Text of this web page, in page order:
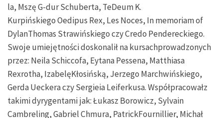
la, Mszę G-dur Schuberta, TeDeum K.
Kurpińskiego Oedipus Rex, Les Noces, In memoriam of
DylanThomas Strawińskiego czy Credo Pendereckiego.
Swoje umiejętności doskonalił na kursachprowadzonych
przez: Neila Schiccofa, Eytana Pessena, Matthiasa
Rexrotha, IzabelęKłosińską, Jerzego Marchwińskiego,
Gerda Ueckera czy Sergieia Leiferkusa. Współpracowałz
takimi dyrygentami jak: Łukasz Borowicz, Sylvain
Cambreling, Gabriel Chmura, PatrickFournillier, Michał